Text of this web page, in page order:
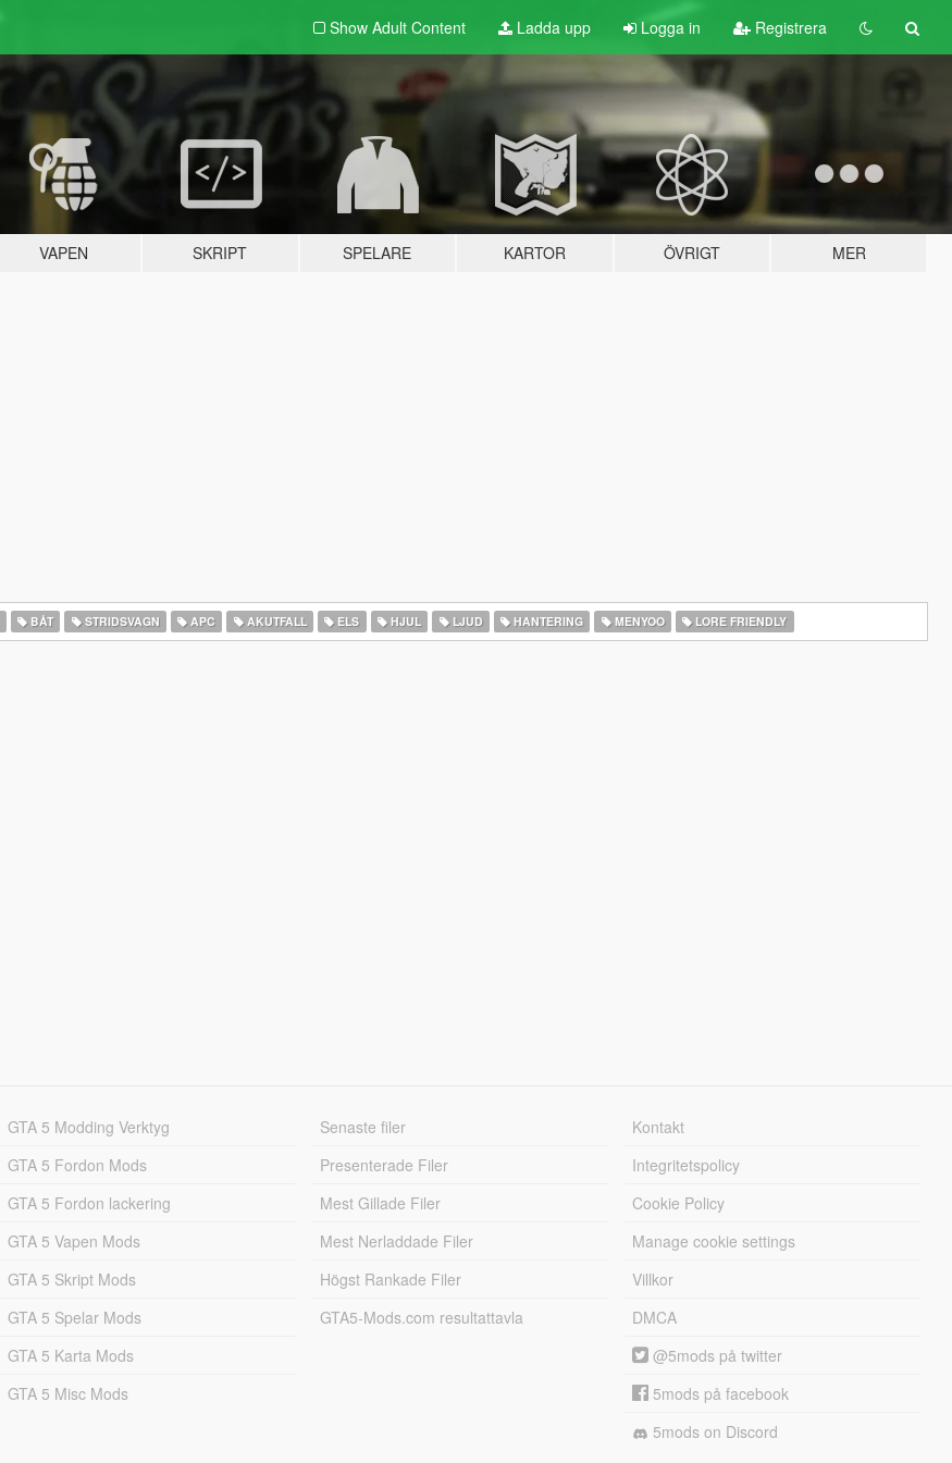
Show Adult Content Ladda upp Logga in Registrera
VAPEN SKRIPT SPELARE KARTOR ÖVRIGT MER
BÅT STRIDSVAGN APC AKUTFALL ELS HJUL LJUD HANTERING MENYOO LORE FRIENDLY
GTA 5 Modding Verktyg
GTA 5 Fordon Mods
GTA 5 Fordon lackering
GTA 5 Vapen Mods
GTA 5 Skript Mods
GTA 5 Spelar Mods
GTA 5 Karta Mods
GTA 5 Misc Mods
Senaste filer
Presenterade Filer
Mest Gillade Filer
Mest Nerladdade Filer
Högst Rankade Filer
GTA5-Mods.com resultattavla
Kontakt
Integritetspolicy
Cookie Policy
Manage cookie settings
Villkor
DMCA
@5mods på twitter
5mods på facebook
5mods on Discord